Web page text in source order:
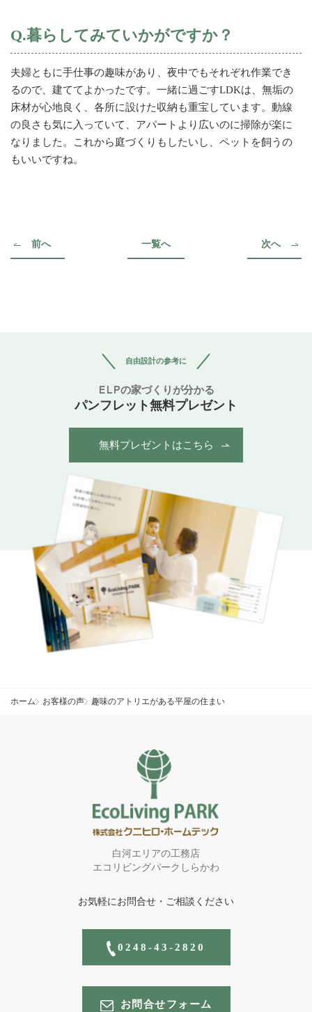
Q.暮らしてみていかがですか？
夫婦ともに手仕事の趣味があり、夜中でもそれぞれ作業でき
るので、建ててよかったです。一緒に過ごすLDKは、無垢の
床材が心地良く、各所に設けた収納も重宝しています。動線
の良さも気に入っていて、アパートより広いのに掃除が楽に
なりました。これから庭づくりもしたいし、ペットを飼うの
もいいですね。
前へ 一覧へ 次へ
自由設計の参考に
ELPの家づくりが分かる
パンフレット無料プレゼント
無料プレゼントはこちら
ホーム お客様の声 趣味のアトリエがある平屋の住まい
白河エリアの工務店
エコリビングパークしらかわ
お気軽にお問合せ・ご相談ください
0248-43-2820
お問合せフォーム